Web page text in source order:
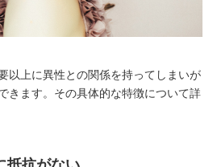
以上に異性との関係を持ってしまいが
きます。その具体的な特徴について詳